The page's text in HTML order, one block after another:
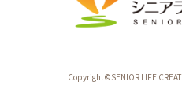
Copyright©SENIOR LIFE